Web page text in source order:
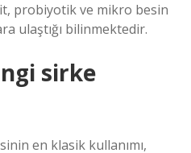
probiyotik ve mikro besin
ulaştığı bilinmektedir.
sirke
en klasik kullanımı,